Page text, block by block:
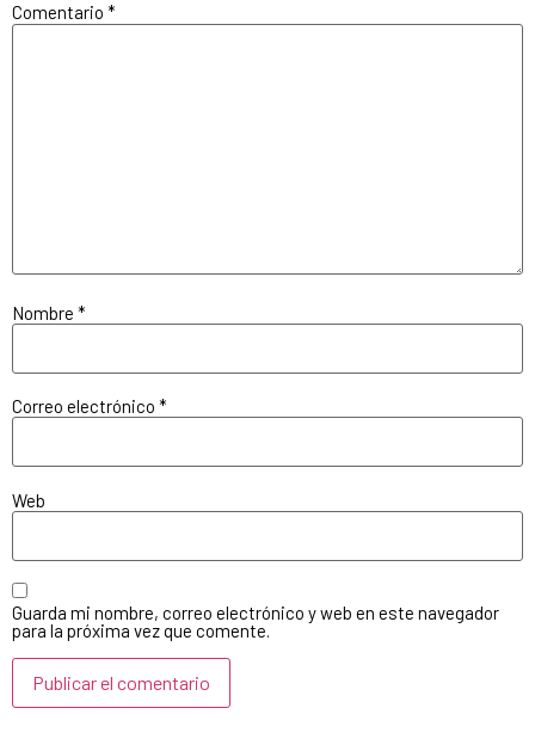
Comentario *
Nombre *
Correo electrónico *
Web
Guarda mi nombre, correo electrónico y web en este navegador
para la próxima vez que comente.